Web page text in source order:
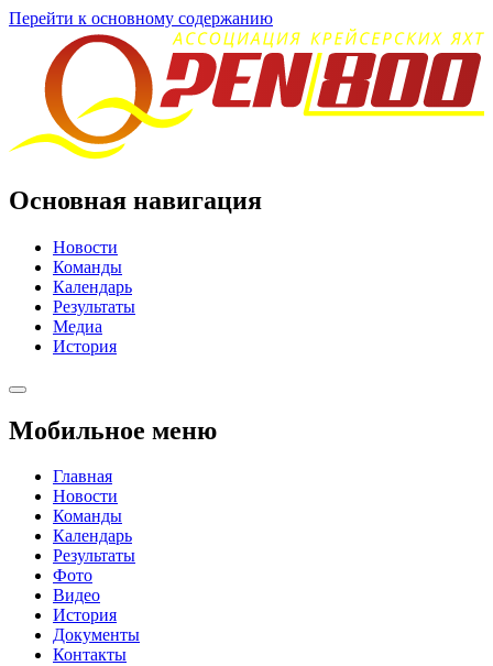
Перейти к основному содержанию
Основная навигация
Новости
Команды
Календарь
Результаты
Медиа
История
Мобильное меню
Главная
Новости
Команды
Календарь
Результаты
Фото
Видео
История
Документы
Контакты